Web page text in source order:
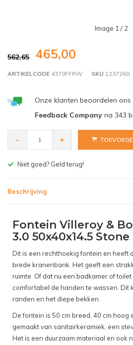
Image 1 / 2
562,65 465,00
ARTIKELCODE 4370FFRW SKU 1237260
Onze klanten beoordelen ons
Feedback Companyna 343
- +
Gratis bezorgen v.a. € 150,- (NL)
Beschrijving
Fontein Villeroy &
3.0 50x40x14.5
Dit is een rechthoekig fontein en heeft
brede kranenbank. Het geeft een
ruimte. Of dat nu een badkamer of
comfortabel de handen te wassen. Dit
randen en het diepe bekken.
De fontein is 50 cm breed, 40 cm hoog
gemaakt van sanitairkeramiek, een
Het is een duurzaam materiaal en ook